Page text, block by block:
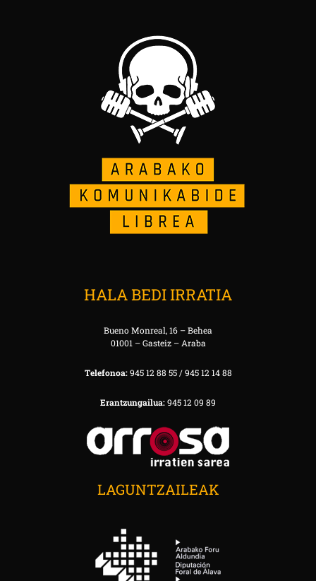
HALA BEDI IRRATIA
Bueno Monreal, 16 – Behea
01001 – Gasteiz – Araba
Telefonoa:945 12 88 55 / 945 12 14 88
Erantzungailua:945 12 09 89
LAGUNTZAILEAK